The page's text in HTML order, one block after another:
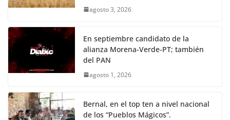
agosto 3, 2026
En septiembre candidato de la
alianza Morena-Verde-PT; también
del PAN
agosto 1, 2026
Bernal, en el top ten a nivel nacional
de los “Pueblos Mágicos”.